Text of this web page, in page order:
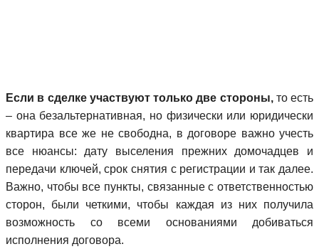
Если в сделке участвуют только две стороны,то есть
– она безальтернативная, но физически или юридически
квартира все же не свободна, в договоре важно учесть
все нюансы: дату выселения прежних домочадцев и
передачи ключей, срок снятия с регистрации и так далее.
Важно, чтобы все пункты, связанные с ответственностью
сторон, были четкими, чтобы каждая из них получила
возможность со всеми основаниями добиваться
исполнения договора.